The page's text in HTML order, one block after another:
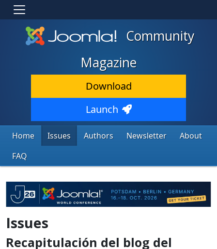
Community
Magazine
Download
Launch
Home Issues Authors Newsletter
About
FAQ
Issues
Recapitulación del blog del